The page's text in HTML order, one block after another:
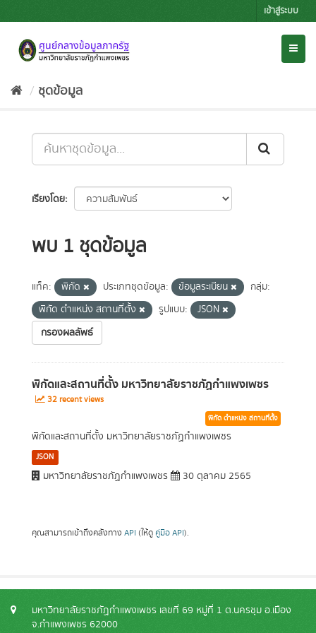
to
เข้าสู่ระบบ
ชุดข้อมูล
เรียงโดย
พบ 1 ชุดข้อมูล
แท็ค: พิกัด ประเภทชุดข้อมูล: ข้อมูลระเบียน
กลุ่ม:
พิกัด ตำแหน่ง สถานที่ตั้ง
รูปแบบ:
JSON
กรองผลลัพธ์
พิกัดและสถานที่ตั้ง มหาวิทยาลัยราชภัฏกำแพงเพชร
32 recent views
พิกัด ตำแหน่ง สถานที่ตั้ง
พิกัดและสถานที่ตั้ง มหาวิทยาลัยราชภัฏกำแพงเพชร
JSON
มหาวิทยาลัยราชภัฏกำแพงเพชร 30 ตุลาคม 2565
คุณสามารถเข้าถึงคลังทาง API (ให้ดู คู่มือ API).
มหาวิทยาลัยราชภัฏกำแพงเพชร เลขที่ 69 หมู่ที่ 1 ต.นครชุม อ.เมือง
จ.กำแพงเพชร 62000